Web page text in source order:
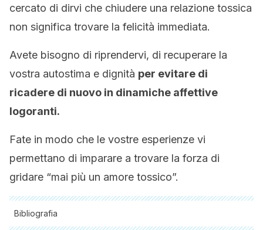
cercato di dirvi che chiudere una relazione tossica
non significa trovare la felicità immediata.
Avete bisogno di riprendervi, di recuperare la
vostra autostima e dignità per evitare di
ricadere di nuovo in dinamiche affettive
logoranti.
Fate in modo che le vostre esperienze vi
permettano di imparare a trovare la forza di
gridare “mai più un amore tossico”.
Bibliografia